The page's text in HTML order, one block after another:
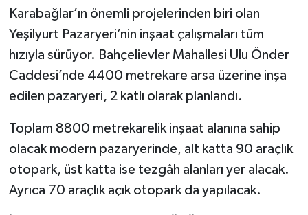
Karabağlar’ın önemli projelerinden biri olan
Yeşilyurt Pazaryeri’nin inşaat çalışmaları tüm
hızıyla sürüyor. Bahçelievler Mahallesi Ulu Önder
Caddesi’nde 4400 metrekare arsa üzerine inşa
edilen pazaryeri, 2 katlı olarak planlandı.
Toplam 8800 metrekarelik inşaat alanına sahip
olacak modern pazaryerinde, alt katta 90 araçlık
otopark, üst katta ise tezgâh alanları yer alacak.
Ayrıca 70 araçlık açık otopark da yapılacak.